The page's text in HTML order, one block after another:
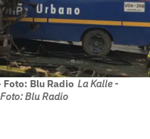
Foto: Blu Radio La Kalle -
Blu Radio